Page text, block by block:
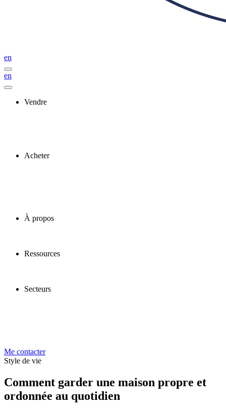
en
en
Vendre
Acheter
À propos
Ressources
Secteurs
Me contacter
Style de vie
Comment garder une maison propre et
ordonnée au quotidien